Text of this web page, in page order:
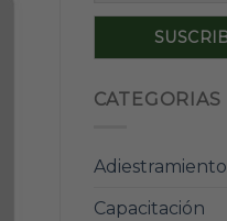
CATEGORIAS
Adiestramiento
Capacitación